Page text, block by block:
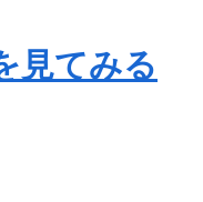
見てみる